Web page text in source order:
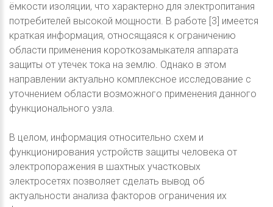
ёмкости изоляции, что характерно для электропитания
потребителей высокой мощности. В работе [3] имеется
краткая информация, относящаяся к ограничению
области применения короткозамыкателя аппарата
защиты от утечек тока на землю. Однако в этом
направлении актуально комплексное исследование с
уточнением области возможного применения данного
функционального узла.
В целом, информация относительно схем и
функционирования устройств защиты человека от
электропоражения в шахтных участковых
электросетях позволяет сделать вывод об
актуальности анализа факторов ограничения их